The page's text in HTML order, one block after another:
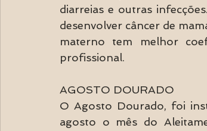
diarreias e outras
desenvolver câncer de
materno tem melhor
profissional.
AGOSTO DOURADO
O Agosto Dourado, foi
agosto o mês do